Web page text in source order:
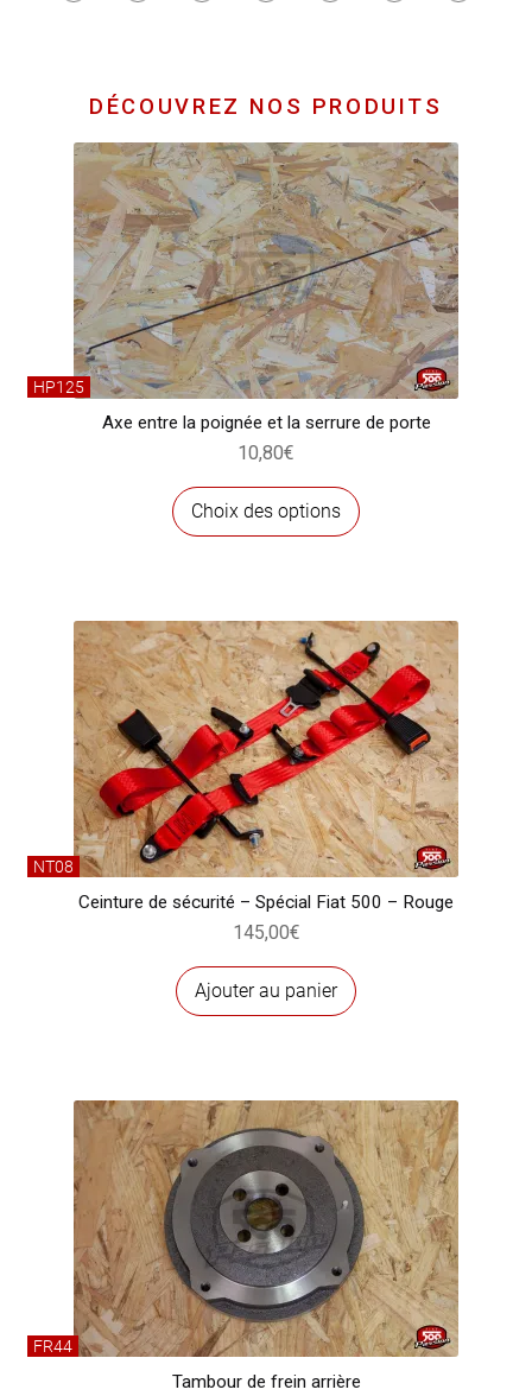
DÉCOUVREZ NOS PRODUITS
HP125
Axe entre la poignée et la serrure de porte
10,80€
Choix des options
Ce
variations.
Les
options
peuvent
être
choisies
sur
la
page
produit
NT08
Ceinture de sécurité – Spécial Fiat 500 – Rouge
145,00€
Ajouter au panier
FR44
Tambour de frein arrière